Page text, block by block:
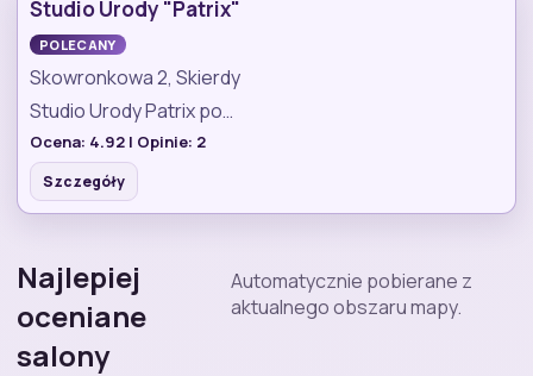
Studio Urody "Patrix"
POLECANY
Skowronkowa 2, Skierdy
Studio Urody Patrix po…
Ocena: 4.92 | Opinie: 2
Szczegóły
Najlepiej
oceniane
salony
Automatycznie pobierane z
aktualnego obszaru mapy.